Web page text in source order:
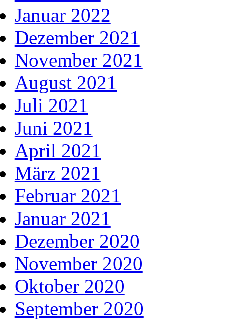
Januar 2022
Dezember 2021
November 2021
August 2021
Juli 2021
Juni 2021
April 2021
März 2021
Februar 2021
Januar 2021
Dezember 2020
November 2020
Oktober 2020
September 2020